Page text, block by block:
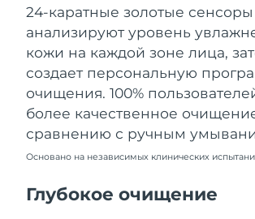
24-каратные золотые сенсоры
анализируют уровень
кожи на каждой зоне лица,
создает персональную
очищения. 100%
более качественное
сравнению с ручным
Основано на независимых клинических
Глубокое очищение
Ливан
Ожидаемая
Литва
Ожидаемая
Люксембург
Ожидаемая
Ожидаемая